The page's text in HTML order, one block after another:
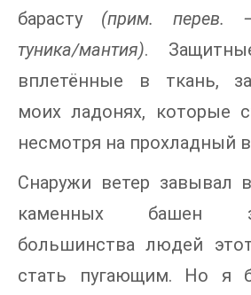
барасту (прим. перев.
туника/мантия).
вплетённые в ткань,
моих ладонях, которые
несмотря на прохладный
Снаружи ветер завывал
каменных башен
большинства людей
стать пугающим. Но я